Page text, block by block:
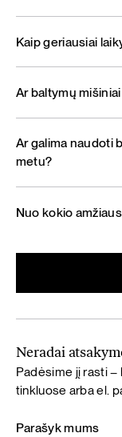
Kaip geriausiai
Ar baltymų
Ar galima naudoti
metu?
Nuo kokio
Neradai
Padėsime jį rasti
tinkluose arba el.
Parašyk mums